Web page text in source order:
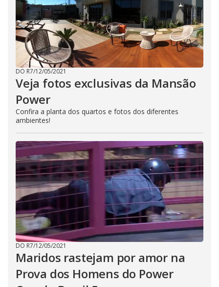
DO R7/12/05/2021
Veja fotos exclusivas da Mansão
Power
Confira a planta dos quartos e fotos dos diferentes
ambientes!
DO R7/12/05/2021
Maridos rastejam por amor na
Prova dos Homens do Power